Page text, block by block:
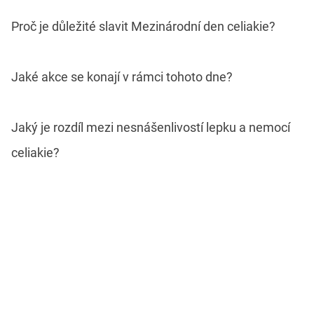
Proč je důležité slavit Mezinárodní den celiakie?
Jaké akce se konají v rámci tohoto dne?
Jaký je rozdíl mezi nesnášenlivostí lepku a nemocí
celiakie?